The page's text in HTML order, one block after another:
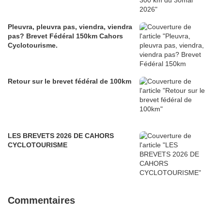
Pleuvra, pleuvra pas, viendra, viendra
pas? Brevet Fédéral 150km Cahors
Cyclotourisme.
Retour sur le brevet fédéral de 100km
LES BREVETS 2026 DE CAHORS
CYCLOTOURISME
Commentaires